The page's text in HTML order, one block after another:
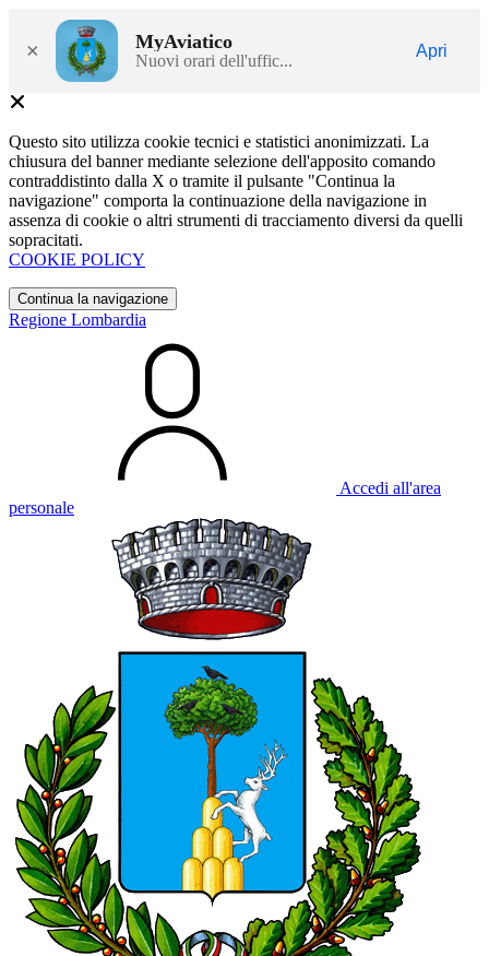
× MyAviatico
Nuovi orari dell'uffic...
Apri
Questo sito utilizza cookie tecnici e statistici anonimizzati. La
chiusura del banner mediante selezione dell'apposito comando
contraddistinto dalla X o tramite il pulsante "Continua la
navigazione" comporta la continuazione della navigazione in
assenza di cookie o altri strumenti di tracciamento diversi da quelli
sopracitati.
COOKIE POLICY
Continua la navigazione
Regione Lombardia
Accedi all'area
personale